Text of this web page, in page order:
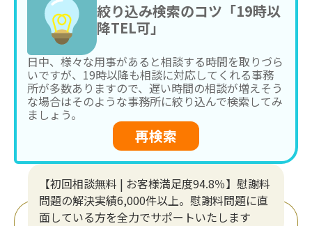
絞り込み検索のコツ「19時以
降TEL可」
日中、様々な用事があると相談する時間を取りづら
いですが、19時以降も相談に対応してくれる事務
所が多数ありますので、遅い時間の相談が増えそう
な場合はそのような事務所に絞り込んで検索してみ
ましょう。
再検索
【初回相談無料 | お客様満足度94.8％】慰謝料
問題の解決実績6,000件以上。慰謝料問題に直
面している方を全力でサポートいたします